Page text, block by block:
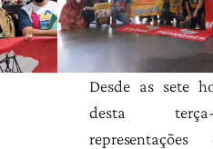
Desde as sete
desta